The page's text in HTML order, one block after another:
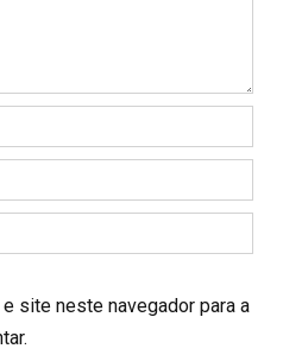
site neste navegador para a